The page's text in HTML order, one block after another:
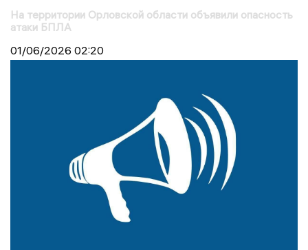
На территории Орловской области объявили опасность
атаки БПЛА
01/06/2026 02:20